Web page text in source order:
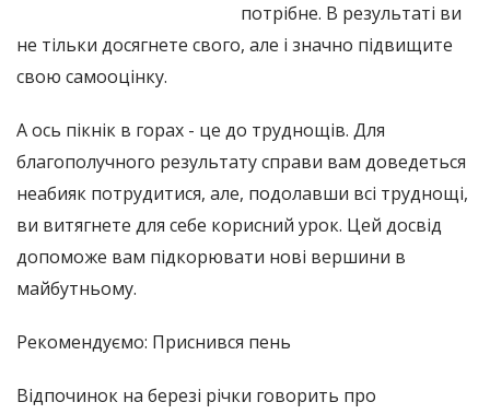
потрібне. В результаті ви
не тільки досягнете свого, але і значно підвищите
свою самооцінку.
А ось пікнік в горах - це до труднощів. Для
благополучного результату справи вам доведеться
неабияк потрудитися, але, подолавши всі труднощі,
ви витягнете для себе корисний урок. Цей досвід
допоможе вам підкорювати нові вершини в
майбутньому.
Рекомендуємо: Приснився пень
Відпочинок на березі річки говорить про